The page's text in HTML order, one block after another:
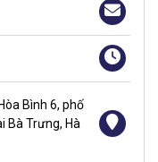
Bình 6, phố
Bà Trưng, Hà